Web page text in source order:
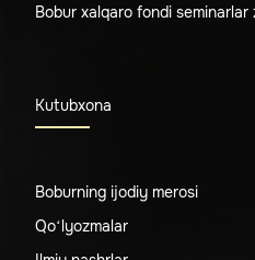
Bobur xalqaro fondi seminarlar
Kutubxona
Boburning ijodiy merosi
Qo‘lyozmalar